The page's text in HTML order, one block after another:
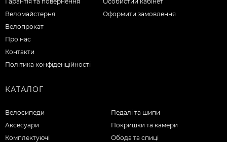
Веломайстерня
Велопрокат
Про нас
Контакти
Політика конфіденційності
Оформити замовлення
КАТАЛОГ
Велосипеди
Аксесуари
Комплектуючі
Педалі та шипи
Покришки та камери
Обода та спиці